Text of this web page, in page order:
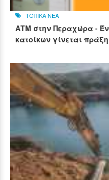
ΤΟΠΙΚΑ ΝΕΑ
ΑΤΜ στην Περαχώρα -
κατοίκων γίνεται